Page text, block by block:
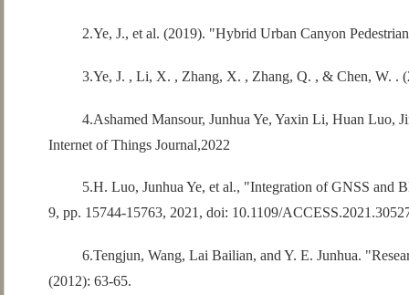
2.Ye, J., et al. (2019). "Hybrid Urban Canyon
3.Ye, J. , Li, X. , Zhang, X. , Zhang, Q. , & Chen, W. .
4.Ashamed Mansour, Junhua Ye, Yaxin Li, Huan
Internet of Things Journal,2022
5.H. Luo, Junhua Ye, et al., "Integration of GNSS and
9, pp. 15744-15763, 2021, doi: 10.1109/
6.Tengjun, Wang, Lai Bailian, and Y. E. Junhua.
(2012): 63-65.